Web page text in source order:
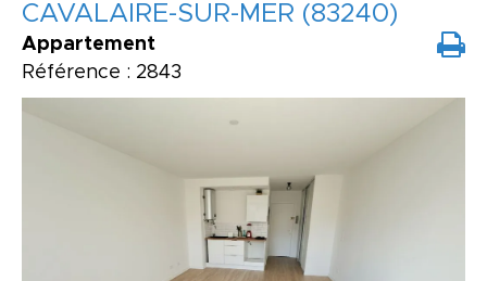
CAVALAIRE-SUR-MER (83240)
Appartement
Référence : 2843